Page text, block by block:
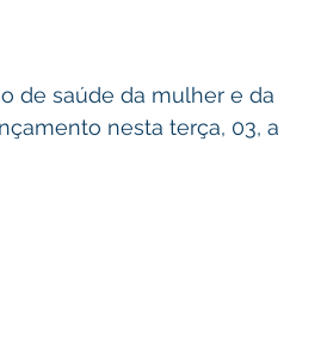
de saúde da mulher e da
nesta terça, 03, a